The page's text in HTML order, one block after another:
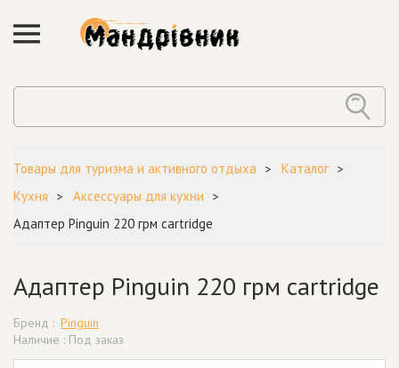
Товары для туризма и активного отдыха
Каталог
Кухня
Аксессуары для кухни
Адаптер Pinguin 220 грм cartridge
Адаптер Pinguin 220 грм cartridge
Бренд : Pinguin
Наличие : Под заказ